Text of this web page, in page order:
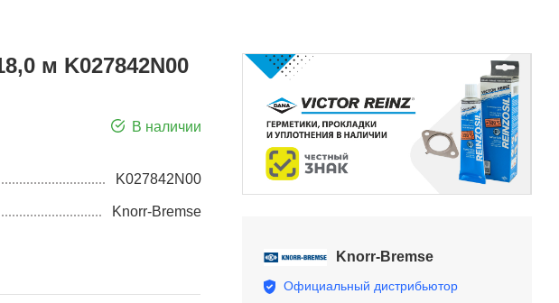
м K027842N00
В наличии
K027842N00
Knorr-Bremse
Knorr-Bremse
Официальный дистрибьютор